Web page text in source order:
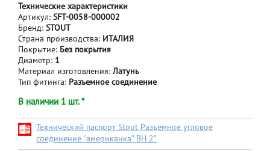
Технические характеристики
Артикул: SFT-0058-000002
Бренд: STOUT
Страна производства: ИТАЛИЯ
Покрытие: Без покрытия
Диаметр: 1
Материал изготовления: Латунь
Тип фитинга: Разъемное соединение
В наличии 1 шт. *
Технический паспорт Stout Разъемное угловое
соединение "американка" ВН 2"